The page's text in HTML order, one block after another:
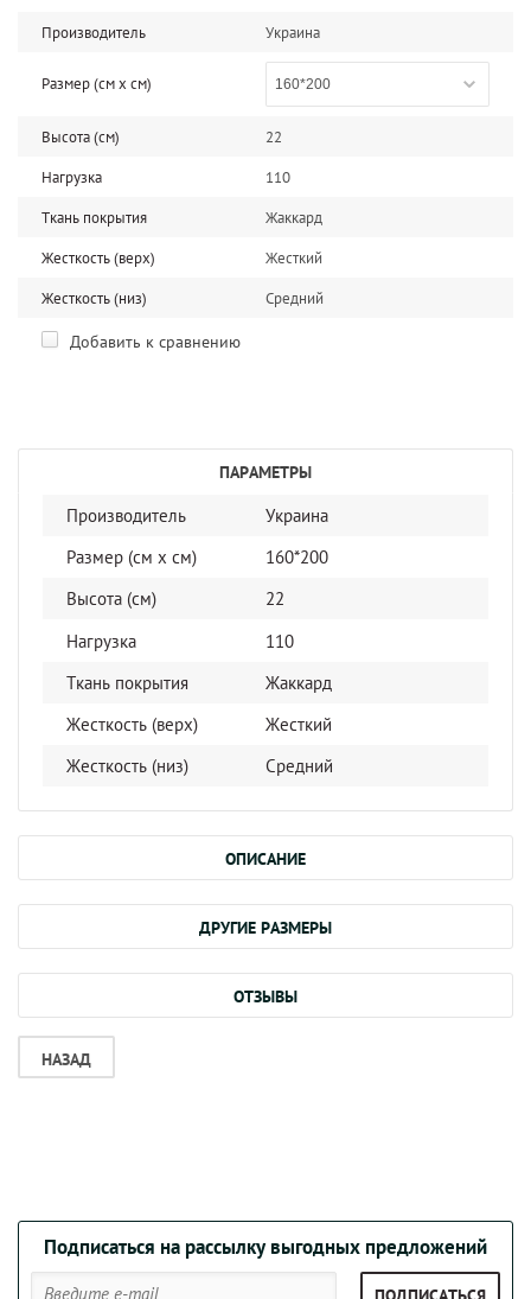
Производитель Украина
Размер (см x cм) 160*200
Высота (см)
22
Нагрузка
110
Ткань покрытия
Жаккард
Жесткость (верх)
Жесткий
Жесткость (низ)
Средний
Добавить к сравнению
ПАРАМЕТРЫ
Производитель
Украина
Размер (см x cм)
160*200
Высота (см)
22
Нагрузка
110
Ткань покрытия
Жаккард
Жесткость (верх)
Жесткий
Жесткость (низ)
Средний
ОПИСАНИЕ
ДРУГИЕ РАЗМЕРЫ
ОТЗЫВЫ
НАЗАД
Подписаться на рассылку выгодных предложений